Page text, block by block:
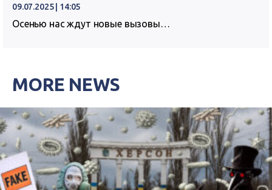
09.07.2025 | 14:05
Осенью нас ждут новые вызовы…
MORE NEWS